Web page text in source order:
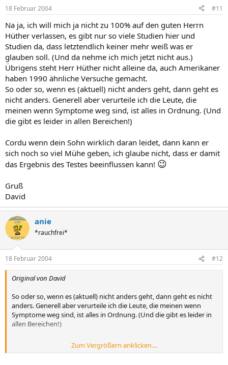
18 Februar 2004 #11
Na ja, ich will mich ja nicht zu 100% auf den guten Herrn
Hüther verlassen, es gibt nur so viele Studien hier und
Studien da, dass letztendlich keiner mehr weiß was er
glauben soll. (Und da nehme ich mich jetzt nicht aus.)
Übrigens steht Herr Hüther nicht alleine da, auch Amerikaner
haben 1990 ähnliche Versuche gemacht.
So oder so, wenn es (aktuell) nicht anders geht, dann geht es
nicht anders. Generell aber verurteile ich die Leute, die
meinen wenn Symptome weg sind, ist alles in Ordnung. (Und
die gibt es leider in allen Bereichen!)
Cordu wenn dein Sohn wirklich daran leidet, dann kann er
sich noch so viel Mühe geben, ich glaube nicht, dass er damit
das Ergebnis des Testes beeinflussen kann! 😉
Gruß
David
anie
*rauchfrei*
18 Februar 2004 #12
Original von David
So oder so, wenn es (aktuell) nicht anders geht, dann geht es nicht
anders. Generell aber verurteile ich die Leute, die meinen wenn
Symptome weg sind, ist alles in Ordnung. (Und die gibt es leider in
allen Bereichen!)
Gruß
Zum Vergrößern anklicken....